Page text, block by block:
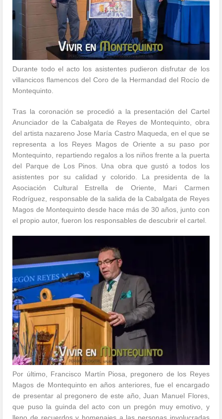
Durante todo el acto los asistentes pudieron disfrutar de los
villancicos flamencos del Coro de la Hermandad del Rocío de
Montequinto.
Tras la coronación se procedió a la presentación del Cartel
Anunciador de la Cabalgata de Reyes de Montequinto, obra
del artista nazareno Jose María Castro Maqueda, en el que se
representa a los Reyes Magos de Oriente a su paso por
Montequinto, repartiendo regalos a los niños frente a la puerta
del Parque de Los Pinos. Una obra que gustó a todos los
asistentes por su calidad y colorido. La presidenta de la
Asociación Cultural Estrella de Oriente, Mari Carmen
Rodríguez, responsable de la salida de la Cabalgata de Reyes
Magos de Montequinto desde hace más de 30 años, junto con
el propio autor, fueron los responsables de descubrir el cartel.
Por último, Francisco Martín Piosa, pregonero de los Reyes
Magos de Montequinto en años anteriores, fue el encargado
de presentar al pregonero de este año, Juan Manuel Flores,
que puso la guinda del acto con un pregón muy emotivo, y